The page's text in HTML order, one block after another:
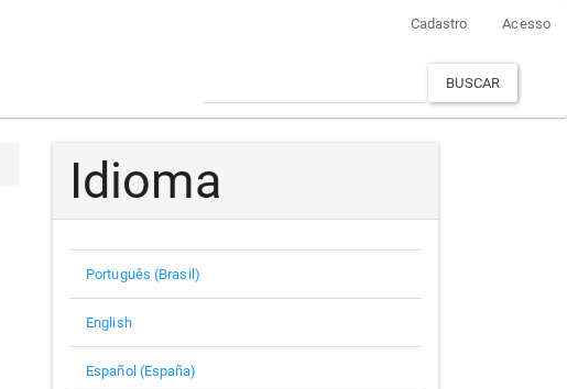
Cadastro Acesso
BUSCAR
Idioma
Português (Brasil)
English
Español (España)